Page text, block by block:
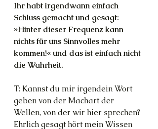
Ihr habt irgendwann einfach
Schluss gemacht und gesagt:
»Hinter dieser Frequenz kann
nichts für uns Sinnvolles mehr
kommen!« und das ist einfach nicht
die Wahrheit.
T: Kannst du mir irgendein Wort
geben von der Machart der
Wellen, von der wir hier sprechen?
Ehrlich gesagt hört mein Wissen